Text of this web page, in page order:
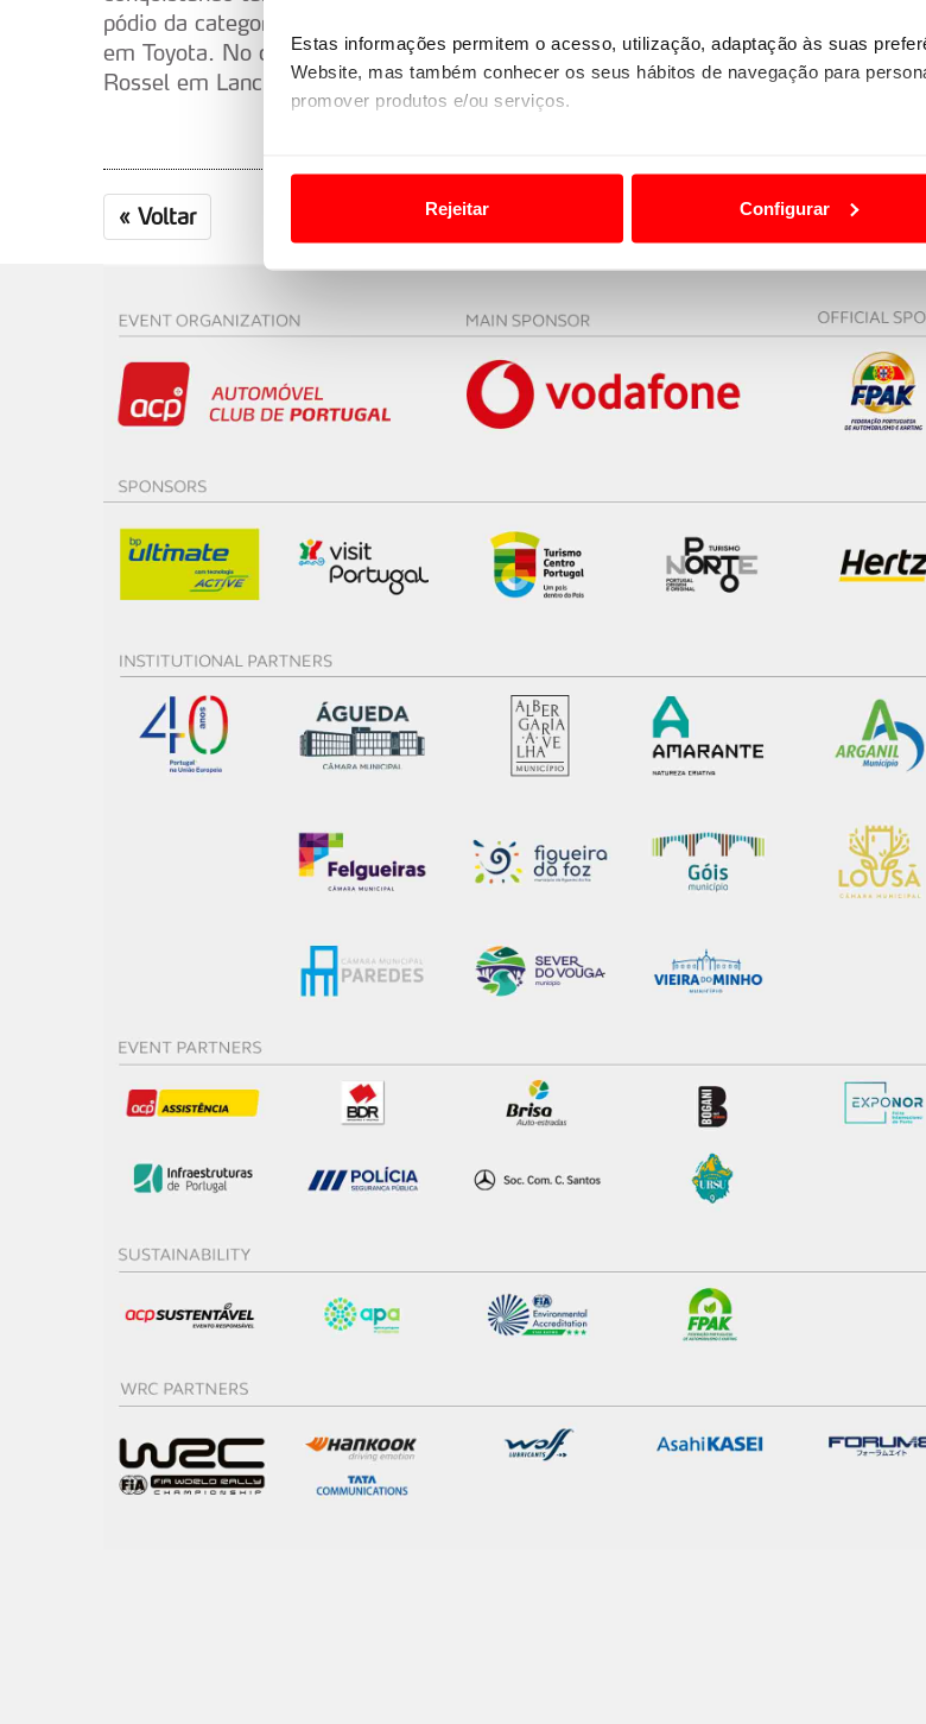
Estas informações permitem o acesso, utilização, adaptação às suas
Website, mas também conhecer os seus hábitos de navegação para
promover produtos e/ou serviços.
Usamos cookies para melhorar a sua experiência digital, personalizar
funcionalidades de redes sociais, bem como para analisar dados de
Adicionalmente partilhamos informação, relativa à sua utilização do nosso
e organizações na UE e em países terceiros.
O ACP garantirá que as transferências internacionais de dados pessoais
Realçamos que o bloqueio de certo tipo de Cookies e tecnologias similares
navegação no Website e nos serviços disponibilizados.
Consulte a política de cookies do site.
Rejeitar Configurar
pódio da categoria ficou completo com o 3º lugar do piloto local Yuki Yamamoto,
em Toyota. No campeonato da categoria WRC2 o comando continua a pertencer
Rossel em Lancia.
« Voltar